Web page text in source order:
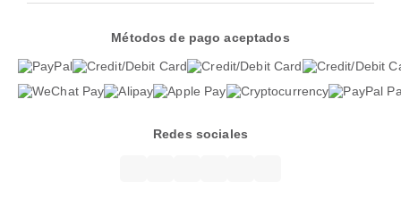
Métodos de pago aceptados
Redes sociales